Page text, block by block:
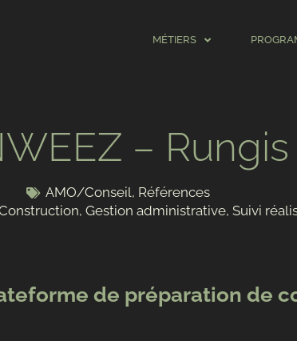
MÉTIERS
– Rungis
AMO/Conseil, Références
, Gestion administrative, Suivi
de préparation de